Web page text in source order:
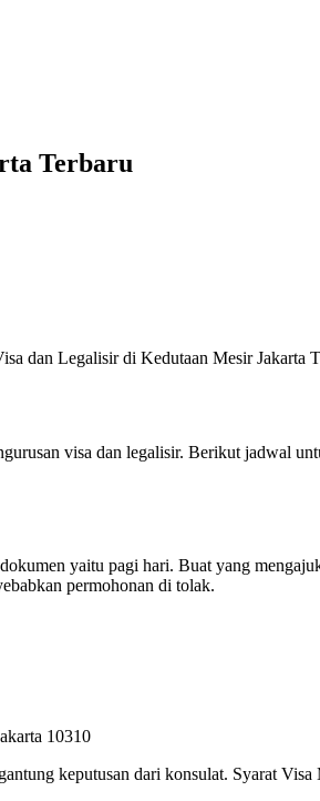
Terbaru
dan Legalisir di Kedutaan Mesir Jakarta
visa dan legalisir. Berikut jadwal
yaitu pagi hari. Buat yang
permohonan di tolak.
10310
keputusan dari konsulat. Syarat Visa